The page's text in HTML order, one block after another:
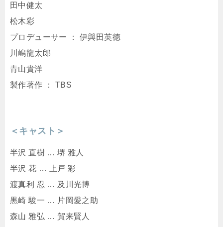
田中健太
松木彩
プロデューサー ： 伊與田英徳
川嶋龍太郎
青山貴洋
製作著作 ： TBS
＜キャスト＞
半沢 直樹 … 堺 雅人
半沢 花 … 上戸 彩
渡真利 忍 … 及川光博
黒崎 駿一 … 片岡愛之助
森山 雅弘 … 賀来賢人